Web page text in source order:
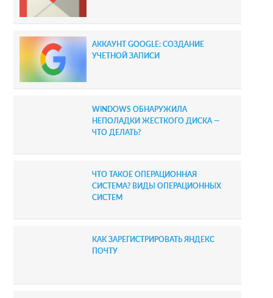
d
e
b
a
АККАУНТ GOOGLE: СОЗДАНИЕ
УЧЕТНОЙ ЗАПИСИ
WINDOWS ОБНАРУЖИЛА
НЕПОЛАДКИ ЖЕСТКОГО ДИСКА —
ЧТО ДЕЛАТЬ?
ЧТО ТАКОЕ ОПЕРАЦИОННАЯ
СИСТЕМА? ВИДЫ ОПЕРАЦИОННЫХ
СИСТЕМ
КАК ЗАРЕГИСТРИРОВАТЬ ЯНДЕКС
ПОЧТУ